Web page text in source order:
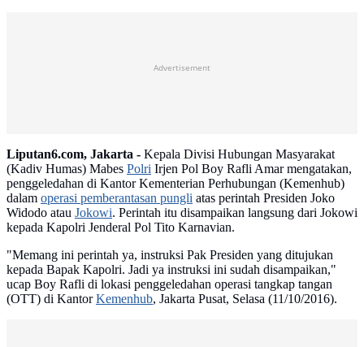
Advertisement
Liputan6.com, Jakarta - Kepala Divisi Hubungan Masyarakat
(Kadiv Humas) Mabes Polri Irjen Pol Boy Rafli Amar mengatakan,
penggeledahan di Kantor Kementerian Perhubungan (Kemenhub)
dalam operasi pemberantasan pungli atas perintah Presiden Joko
Widodo atau Jokowi. Perintah itu disampaikan langsung dari Jokowi
kepada Kapolri Jenderal Pol Tito Karnavian.
"Memang ini perintah ya, instruksi Pak Presiden yang ditujukan
kepada Bapak Kapolri. Jadi ya instruksi ini sudah disampaikan,"
ucap Boy Rafli di lokasi penggeledahan operasi tangkap tangan
(OTT) di KantorKemenhub, Jakarta Pusat, Selasa (11/10/2016).